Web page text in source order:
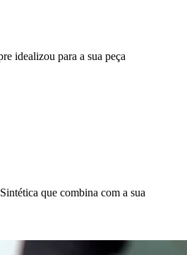
idealizou para a sua peça
que combina com a sua